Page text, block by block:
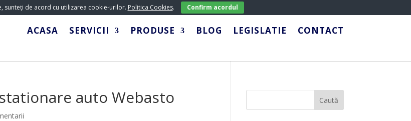
ACASA SERVICII PRODUSE BLOG LEGISLATIE CONTACT
auto Webasto
sunteți de acord cu utilizarea cookie-urilor. Politica Cookies. Confirm acordul